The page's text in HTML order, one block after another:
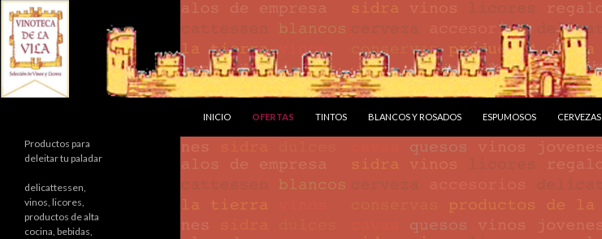
INICIO
OFERTAS TINTOS BLANCOS Y ROSADOS ESPUMOSOS CERVEZAS
Productos para
deleitar tu paladar
delicattessen,
vinos, licores,
productos de alta
cocina, bebidas,